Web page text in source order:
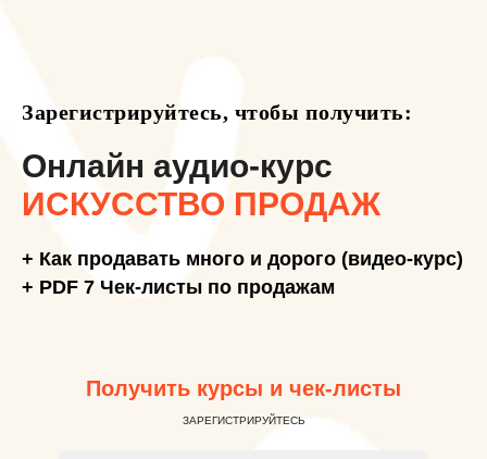
Зарегистрируйтесь, чтобы получить:
Онлайн аудио-курс
ИСКУССТВО ПРОДАЖ
+ Как продавать много и дорого (видео-курс)
+ PDF 7 Чек-листы по продажам
Получить курсы и чек-листы
ЗАРЕГИСТРИРУЙТЕСЬ